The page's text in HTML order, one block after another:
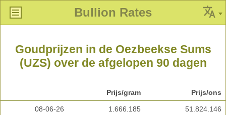
Bullion Rates
Goudprijzen in de Oezbeekse Sums
(UZS) over de afgelopen 90 dagen
Prijs/gram Prijs/ons
08-06-26 1.666.185 51.824.146